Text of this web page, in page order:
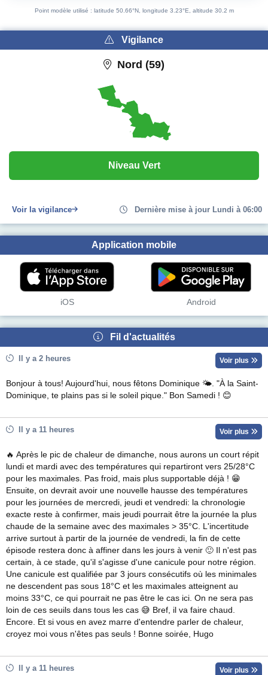
Point modèle utilisé : latitude 50.66°N, longitude 3.23°E, altitude 30.2 m
Vigilance
Nord (59)
Niveau Vert
Voir la vigilance Dernière mise à jour Lundi à 06:00
Application mobile
iOS Android
Fil d'actualités
Il y a 2 heures Voir plus
Bonjour à tous! Aujourd'hui, nous fêtons Dominique 🌤. "À la Saint-
Dominique, te plains pas si le soleil pique." Bon Samedi ! 😊
Il y a 11 heures Voir plus
🔥 Après le pic de chaleur de dimanche, nous aurons un court répit
lundi et mardi avec des températures qui repartiront vers 25/28°C
pour les maximales. Pas froid, mais plus supportable déjà ! 😁
Ensuite, on devrait avoir une nouvelle hausse des températures
pour les journées de mercredi, jeudi et vendredi: la chronologie
exacte reste à confirmer, mais jeudi pourrait être la journée la plus
chaude de la semaine avec des maximales > 35°C. L'incertitude
arrive surtout à partir de la journée de vendredi, la fin de cette
épisode restera donc à affiner dans les jours à venir 🙂 Il n'est pas
certain, à ce stade, qu'il s'agisse d'une canicule pour notre région.
Une canicule est qualifiée par 3 jours consécutifs où les minimales
ne descendent pas sous 18°C et les maximales atteignent au
moins 33°C, ce qui pourrait ne pas être le cas ici. On ne sera pas
loin de ces seuils dans tous les cas 😅 Bref, il va faire chaud.
Encore. Et si vous en avez marre d'entendre parler de chaleur,
croyez moi vous n'êtes pas seuls ! Bonne soirée, Hugo
Il y a 11 heures Voir plus